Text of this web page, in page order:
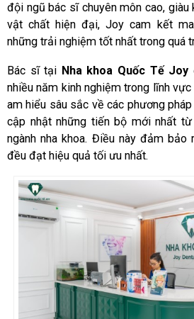
đội ngũ bác sĩ chuyên môn cao,
vật chất hiện đại, Joy cam kết
những trải nghiệm tốt nhất trong quá
Bác sĩ tại Nha khoa Quốc Tế Joy
nhiều năm kinh nghiệm trong lĩnh
am hiểu sâu sắc về các phương
cập nhật những tiến bộ mới nhất
ngành nha khoa. Điều này đảm bảo
đều đạt hiệu quả tối ưu nhất.